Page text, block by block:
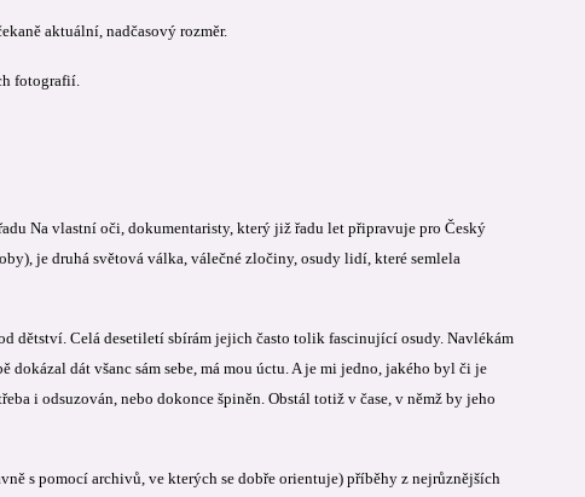
aktuální, nadčasový rozměr.
fotografií.
Na vlastní oči, dokumentaristy, který již řadu let připravuje pro Český
je druhá světová válka, válečné zločiny, osudy lidí, které semlela
dětství. Celá desetiletí sbírám jejich často tolik fascinující osudy. Navlékám
dát všanc sám sebe, má mou úctu. A je mi jedno, jakého byl či je
i odsuzován, nebo dokonce špiněn. Obstál totiž v čase, v němž by jeho
s pomocí archivů, ve kterých se dobře orientuje) příběhy z nejrůznějších